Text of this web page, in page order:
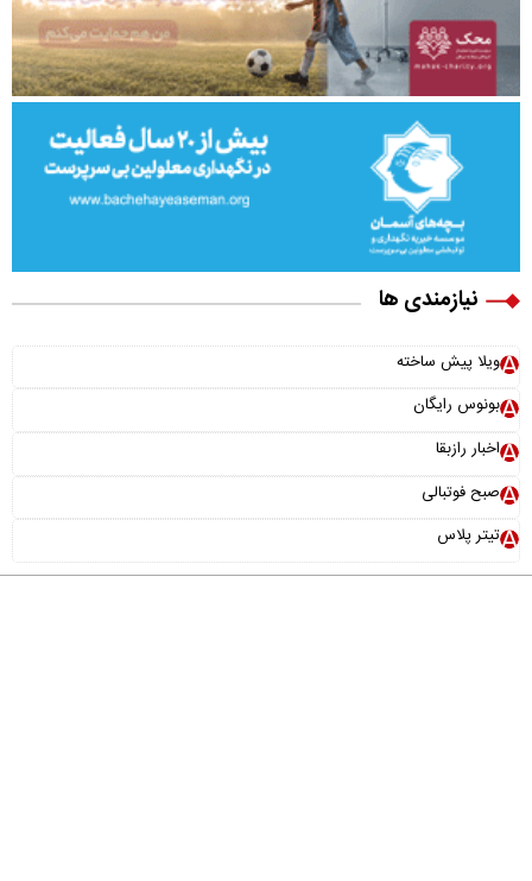
نیازمندی ها
ویلا پیش ساخته
بونوس رایگان
اخبار رازبقا
صبح فوتبالی
تیتر پلاس